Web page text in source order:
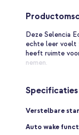
Deze Selencia
echte leer voelt
heeft ruimte
nemen.
Het leer dat is
ziet de case er
Ruimte voor
Specificaties
Specificaties
Verstelbare
Auto wake